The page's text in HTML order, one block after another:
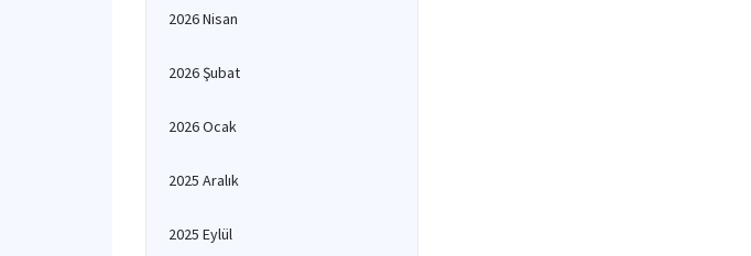
2026 Nisan
2026 Şubat
2026 Ocak
2025 Aralık
2025 Eylül